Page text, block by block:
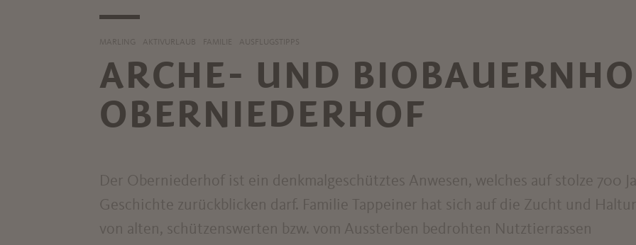
MARLING AKTIVURLAUB FAMILIE AUSFLUGSTIPPS
ARCHE- UND
OBERNIEDERHOF
Der Oberniederhof ist ein denkmalgeschütztes Anwesen, welches auf stolze 700
Geschichte zurückblicken darf. Familie Tappeiner hat sich auf die Zucht und
von alten, schützenswerten bzw. vom Aussterben bedrohten Nutztierrassen